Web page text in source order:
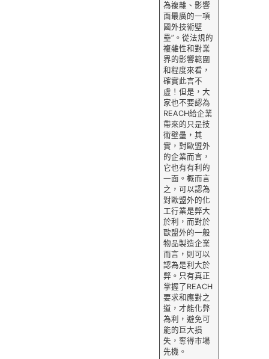
為複雜、影響
面最廣的一項
國外技術壁
壘”。從法規的
複雜性和對業
界的影響範圍
和程度來看，
確實此言不
虛！但是，大
家也不要認為
REACH給企業
帶來的只是技
術壁壘，其
實，對歐盟外
的企業而言，
它也有有利的
一面。概而言
之，可以認為
對歐盟外的化
工行業是弊大
於利，而對於
歐盟外的一般
物品製造企業
而言，則可以
認為是利大於
弊。只有真正
掌握了REACH
要求和應對之
道，才能化弊
為利，避免可
能的巨大損
失，奪得市場
先機。